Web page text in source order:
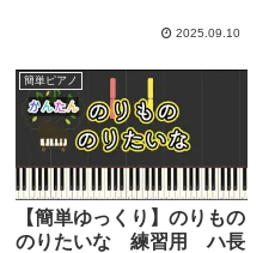
2025.09.10
簡単ピアノ
【簡単ゆっくり】のりもの
のりたいな 練習用 ハ長